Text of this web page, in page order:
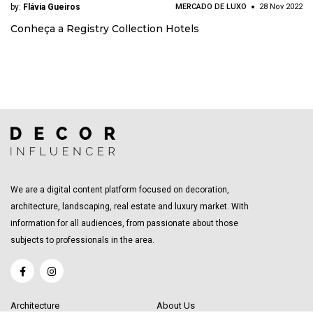
by: Flávia Gueiros MERCADO DE LUXO 28 Nov 2022
Conheça a Registry Collection Hotels
We are a digital content platform focused on decoration,
architecture, landscaping, real estate and luxury market. With
information for all audiences, from passionate about those
subjects to professionals in the area.
Architecture About Us